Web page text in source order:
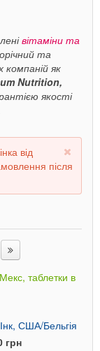
вітаміни та
та
компаній як
Nutrition,
якості
від
після
таблетки в
США/Бельгія
грн